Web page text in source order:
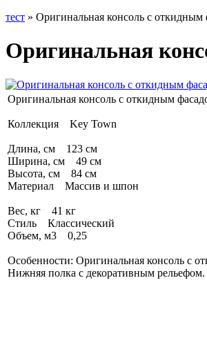
тест » Оригинальная консоль с
Оригинальная
Оригинальная консоль с откидным
Коллекция Key Town
Длина, см 123 см
Ширина, см 49 см
Высота, см 84 см
Материал Массив и шпон
Вес, кг 41 кг
Стиль Классический
Объем, м3 0,25
Особенности: Оригинальная консоль с
Нижняя полка с декоративным рельефом.